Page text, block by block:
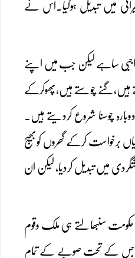
حیرانی میں تبدیل ہوگیا۔اس نے
ساہے لیکن جب میں اپنے
ہیں،گنے چوستے ہیں،پھوکرکے
چوسنا شروع کردیتے ہیں۔
برخواست کرکے گھروں کوبھیج
بدلااورپھرجہادکودہشتگردی میں تبدیل کردیا، لیکن ان
سنبھالتے ہی ملک وقوم
جس کے تحت صوبے کے تمام